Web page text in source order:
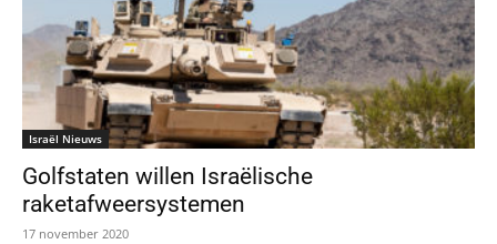
Israël Nieuws
Golfstaten willen Israëlische
raketafweersystemen
17 november 2020